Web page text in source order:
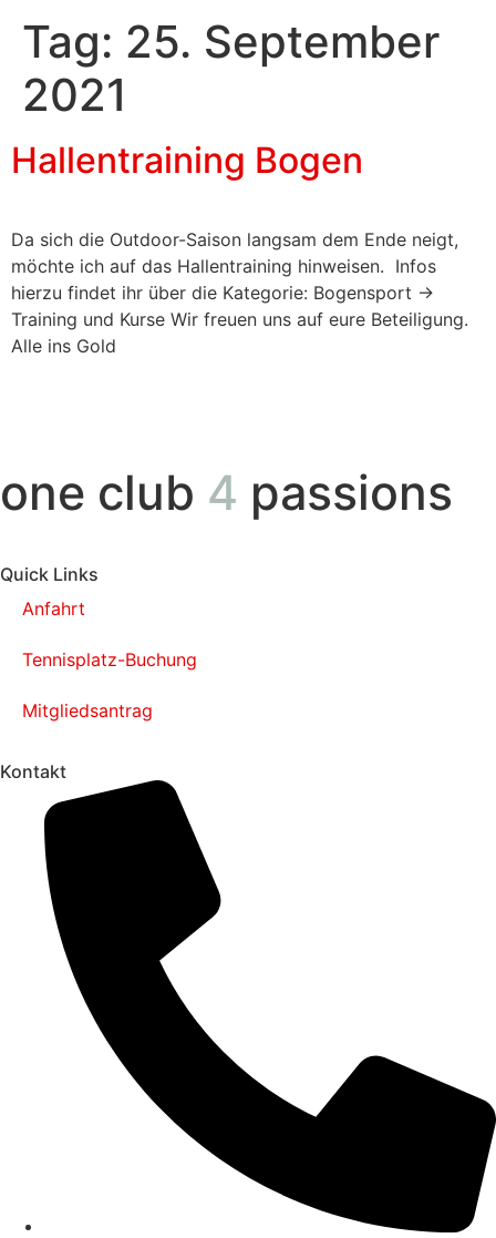
Tag: 25. September
2021
Hallentraining Bogen
Da sich die Outdoor-Saison langsam dem Ende neigt,
möchte ich auf das Hallentraining hinweisen. Infos
hierzu findet ihr über die Kategorie: Bogensport ->
Training und Kurse Wir freuen uns auf eure Beteiligung.
Alle ins Gold
one club 4 passions
Quick Links
Anfahrt
Tennisplatz-Buchung
Mitgliedsantrag
Kontakt